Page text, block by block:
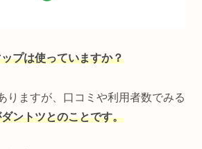
プは使っていますか？
りますが、口コミや利用者数でみる
ントツとのことです。